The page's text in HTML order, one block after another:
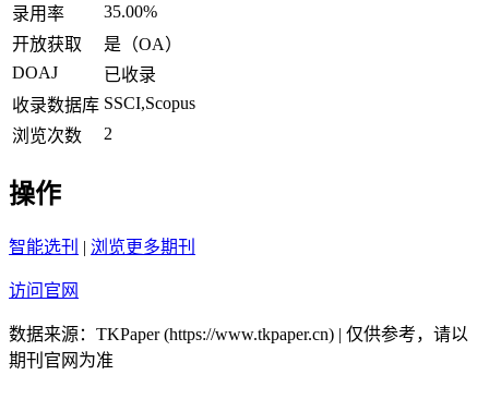
录用率
35.00%
开放获取
是（OA）
DOAJ
已收录
收录数据库 SSCI,Scopus
浏览次数
2
操作
智能选刊 | 浏览更多期刊
访问官网
数据来源：TKPaper (https://www.tkpaper.cn) | 仅供参考，请以
期刊官网为准